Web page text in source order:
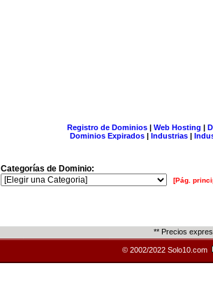
Registro de Dominios| Web Hosting |
Dominios Expirados | Industrias |
Categorías de Dominio:
[Pág.
** Precios
© 2002/2022 Solo10.com